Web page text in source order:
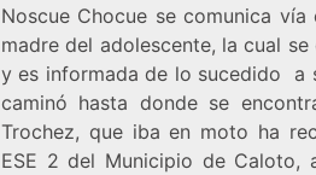
Noscue Chocue se comunica
madre del adolescente, la cual
y es informada de lo sucedido a
caminó hasta donde se
Trochez, que iba en moto ha
ESE 2 del Municipio de Caloto,